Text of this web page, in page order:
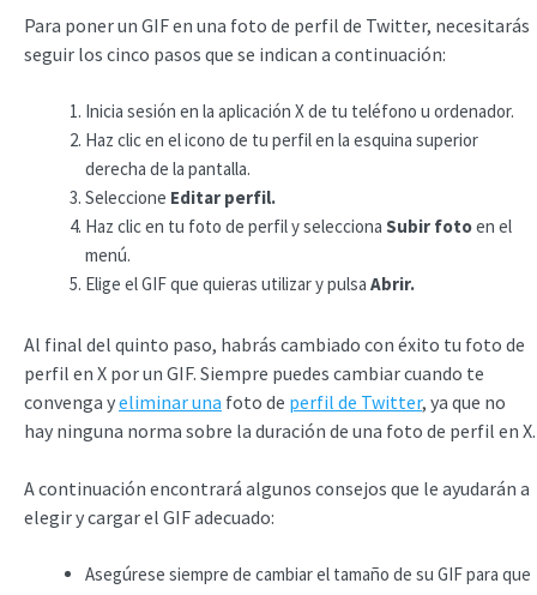
Para poner un GIF en una foto de perfil de Twitter, necesitarás
seguir los cinco pasos que se indican a continuación:
Inicia sesión en la aplicación X de tu teléfono u ordenador.
Haz clic en el icono de tu perfil en la esquina superior
derecha de la pantalla.
Seleccione Editar perfil.
Haz clic en tu foto de perfil y selecciona Subir fotoen el
menú.
Elige el GIF que quieras utilizar y pulsa Abrir.
Al final del quinto paso, habrás cambiado con éxito tu foto de
perfil en X por un GIF. Siempre puedes cambiar cuando te
convenga yeliminar una foto de perfil de Twitter, ya que no
hay ninguna norma sobre la duración de una foto de perfil en X.
A continuación encontrará algunos consejos que le ayudarán a
elegir y cargar el GIF adecuado:
Asegúrese siempre de cambiar el tamaño de su GIF para que